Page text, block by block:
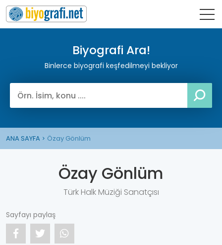
Biyografi Ara!
Binlerce biyografi keşfedilmeyi bekliyor
ANA SAYFA Özay Gönlüm
Özay Gönlüm
Türk Halk Müziği Sanatçısı
Sayfayı paylaş